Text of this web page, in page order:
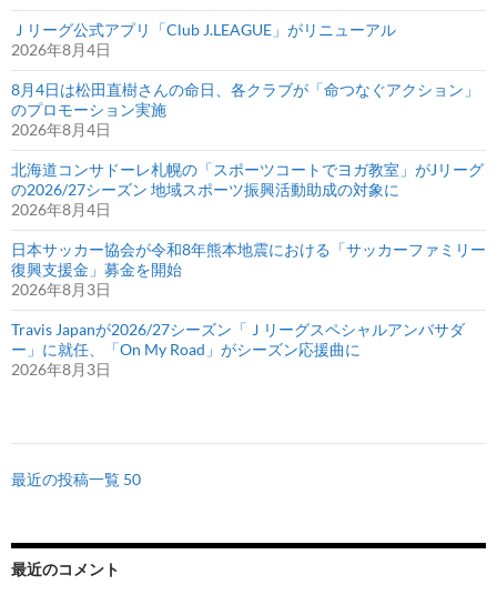
Ｊリーグ公式アプリ「Club J.LEAGUE」がリニューアル
2026年8月4日
8月4日は松田直樹さんの命日、各クラブが「命つなぐアクション」
のプロモーション実施
2026年8月4日
北海道コンサドーレ札幌の「スポーツコートでヨガ教室」がJリーグ
の2026/27シーズン 地域スポーツ振興活動助成の対象に
2026年8月4日
日本サッカー協会が令和8年熊本地震における「サッカーファミリー
復興支援金」募金を開始
2026年8月3日
Travis Japanが2026/27シーズン「Ｊリーグスペシャルアンバサダ
ー」に就任、「On My Road」がシーズン応援曲に
2026年8月3日
最近の投稿一覧 50
最近のコメント